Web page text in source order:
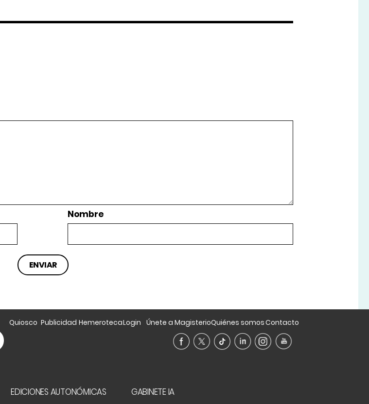
Nombre
Quiosco Publicidad HemerotecaLogin Únete a MagisterioQuiénes somosContacto
EDICIONES AUTONÓMICAS GABINETE IA